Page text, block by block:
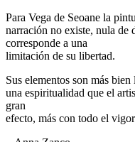
Para Vega de Seoane la
narración no existe, nula de
corresponde a una
limitación de su libertad.
Sus elementos son más
una espiritualidad que el
gran
efecto, más con todo el